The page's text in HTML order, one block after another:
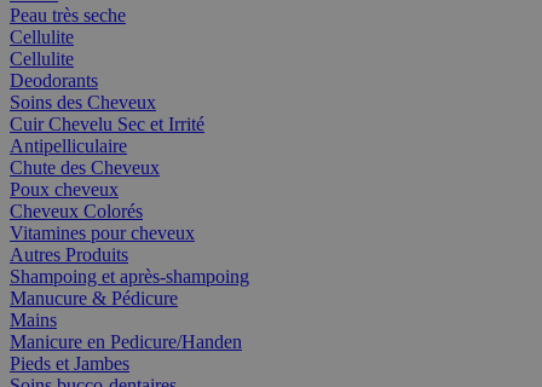
Peau très seche
Cellulite
Cellulite
Deodorants
Soins des Cheveux
Cuir Chevelu Sec et Irrité
Antipelliculaire
Chute des Cheveux
Poux cheveux
Cheveux Colorés
Vitamines pour cheveux
Autres Produits
Shampoing et après-shampoing
Manucure & Pédicure
Mains
Manicure en Pedicure/Handen
Pieds et Jambes